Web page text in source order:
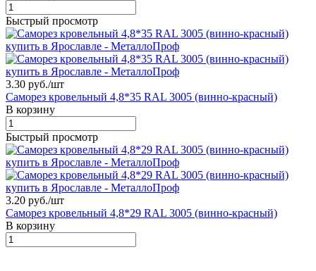
Быстрый просмотр
3.30 руб./шт
Саморез кровельный 4,8*35 RAL 3005 (винно-красный)
В корзину
Быстрый просмотр
3.20 руб./шт
Саморез кровельный 4,8*29 RAL 3005 (винно-красный)
В корзину